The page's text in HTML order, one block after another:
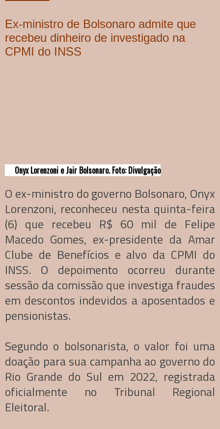
Ex-ministro de Bolsonaro admite que
recebeu dinheiro de investigado na
CPMI do INSS
Onyx Lorenzoni e Jair Bolsonaro. Foto: Divulgação
O ex-ministro do governo Bolsonaro, Onyx
Lorenzoni, reconheceu nesta quinta-feira
(6) que recebeu R$ 60 mil de Felipe
Macedo Gomes, ex-presidente da Amar
Clube de Benefícios e alvo da CPMI do
INSS. O depoimento ocorreu durante
sessão da comissão que investiga fraudes
em descontos indevidos a aposentados e
pensionistas.
Segundo o bolsonarista, o valor foi uma
doação para sua campanha ao governo do
Rio Grande do Sul em 2022, registrada
oficialmente no Tribunal Regional
Eleitoral.